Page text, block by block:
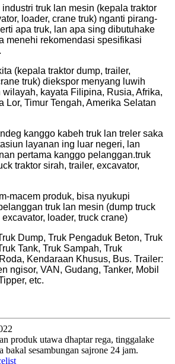
truk lan mesin (kepala traktor
loader, crane truk) nganti pirang-
apa truk, lan apa sing dibutuhake
menehi rekomendasi spesifikasi
(kepala traktor dump, trailer,
truk) diekspor menyang luwih
kayata Filipina, Rusia, Afrika,
Lor, Timur Tengah, Amerika Selatan
kanggo kabeh truk lan treler saka
layanan ing luar negeri, lan
pertama kanggo pelanggan.truk
traktor sirah, trailer, excavator,
macem produk, bisa nyukupi
truk lan mesin (dump truck
loader, truck crane)
Dump, Truk Pengaduk Beton, Truk
Tank, Truk Sampah, Truk
Kendaraan Khusus, Bus. Trailer:
ngisor, VAN, Gudang, Tanker, Mobil
etc.
produk utawa dhaptar rega, tinggalake
bakal sesambungan sajrone 24 jam.